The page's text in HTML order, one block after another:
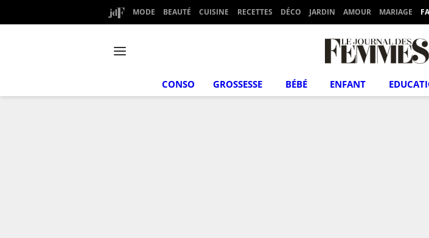
MODE BEAUTÉ CUISINE RECETTES DÉCO JARDIN AMOUR MARIAGE
CONSO GROSSESSE BÉBÉ ENFANT